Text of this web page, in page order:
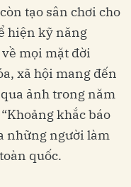
tạo sân chơi cho
hiện kỹ năng
mọi mặt đời
xã hội mang đến
ảnh trong năm
khắc báo
những người làm
quốc.